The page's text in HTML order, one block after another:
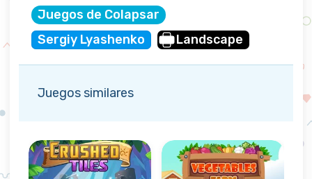
Juegos de Colapsar
Sergiy Lyashenko
Landscape
Juegos similares